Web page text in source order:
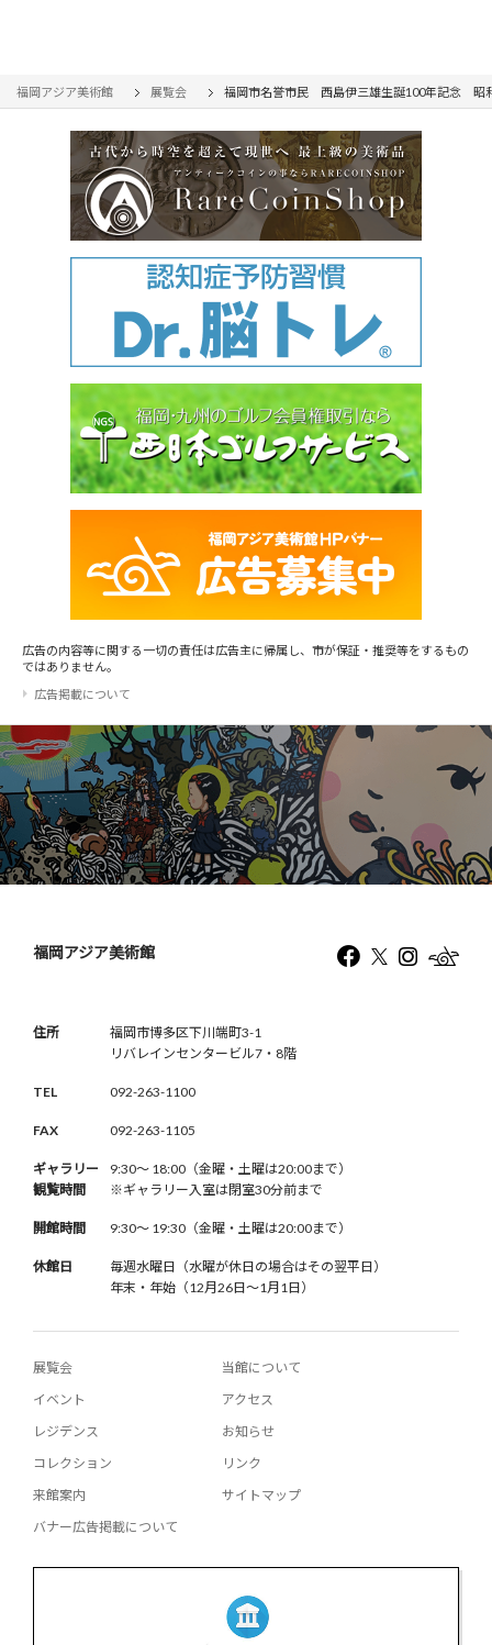
福岡アジア美術館 展覧会 福岡市名誉市民 西島伊三雄生誕100年記念 昭
広告の内容等に関する一切の責任は広告主に帰属し、市が保証・推奨等をするもの
ではありません。
広告掲載について
福岡アジア美術館
住所
福岡市博多区下川端町3-1
リバレインセンタービル7・8階
TEL 092-263-1100
FAX 092-263-1105
ギャラリー
観覧時間
9:30〜 18:00（金曜・土曜は20:00まで）
※ギャラリー入室は閉室30分前まで
開館時間 9:30〜 19:30（金曜・土曜は20:00まで）
休館日
毎週水曜日（水曜が休日の場合はその翌平日）
年末・年始（12月26日〜1月1日）
展覧会
イベント
レジデンス
コレクション
来館案内
バナー広告掲載について
当館について
アクセス
お知らせ
リンク
サイトマップ